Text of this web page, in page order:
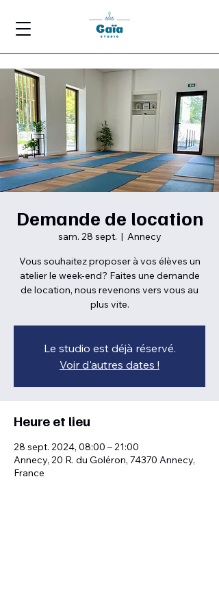
Demande de location
sam. 28 sept.
  |
Annecy
Vous souhaitez proposer à vos élèves un
atelier le week-end? Faites une demande
de location, nous revenons vers vous au
plus vite.
Le studio est déjà réservé.
Voir d'autres dates !
Heure et lieu
28 sept. 2024, 08:00 – 21:00
Annecy, 20 R. du Goléron, 74370 Annecy,
France